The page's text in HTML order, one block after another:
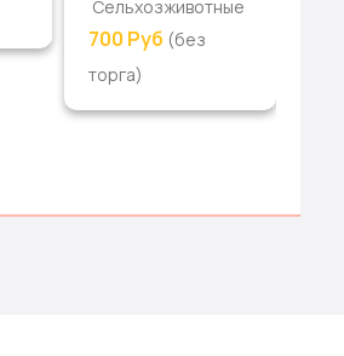
Сельхозживотные
700 Руб (без
торга)